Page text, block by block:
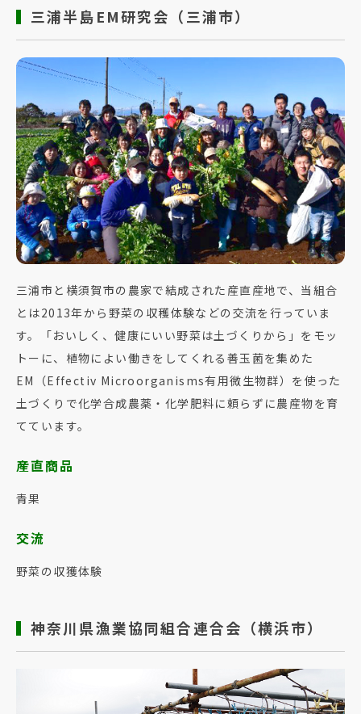
三浦半島EM研究会（三浦市）
三浦市と横須賀市の農家で結成された産直産地で、当組合
とは2013年から野菜の収穫体験などの交流を行っていま
す。「おいしく、健康にいい野菜は土づくりから」をモッ
トーに、植物によい働きをしてくれる善玉菌を集めた
EM（Effectiv Microorganisms有用微生物群）を使った
土づくりで化学合成農薬・化学肥料に頼らずに農産物を育
てています。
産直商品
青果
交流
野菜の収獲体験
神奈川県漁業協同組合連合会（横浜市）